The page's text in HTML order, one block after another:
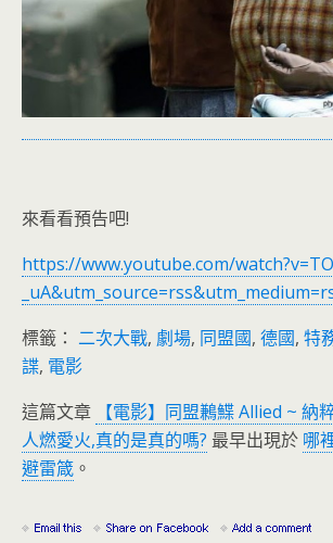
來看看預告吧!
https://www.youtube.com/
標籤： 二次大戰, 劇場, 同盟國, 德國, 特
諜, 電影
這篇文章
【電影】同盟鶼鰈 Allied ~ 納
人燃愛火,真的是真的嗎? 最早出現於 哪
避雷箴 。